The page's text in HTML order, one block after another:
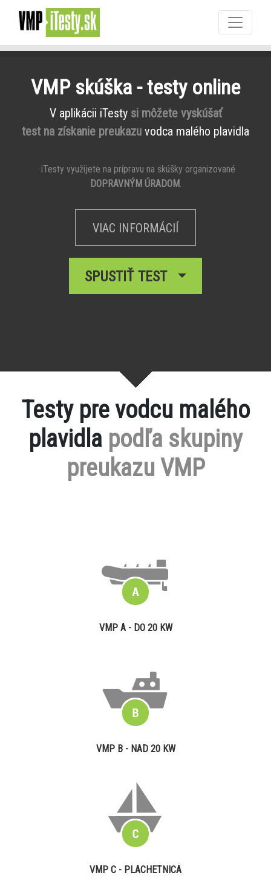
VMP skúška - testy online
V aplikácii iTesty si môžete vyskúšať
test na získanie preukazu vodca malého plavidla
iTesty využijete na prípravu na skúšky organizované
DOPRAVNÝM ÚRADOM.
VIAC INFORMÁCIÍ
SPUSTIŤ TEST
Testy pre vodcu malého
plavidla podľa skupiny
preukazu VMP
VMP A - DO 20 KW
VMP B - NAD 20 KW
VMP C - PLACHETNICA